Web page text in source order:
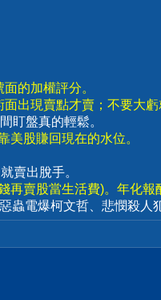
的加權評分。
出現賣點才賣；不要大虧
盯盤真的輕鬆。
股賺回現在的水位。
賣出脫手。
賣股當生活費)。年化報
蟲電爆柯文哲、悲憫殺人